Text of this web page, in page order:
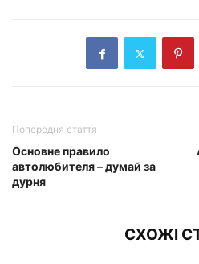
Попередня стаття
Основне правило
автолюбителя – думай за
дурня
СХОЖІ